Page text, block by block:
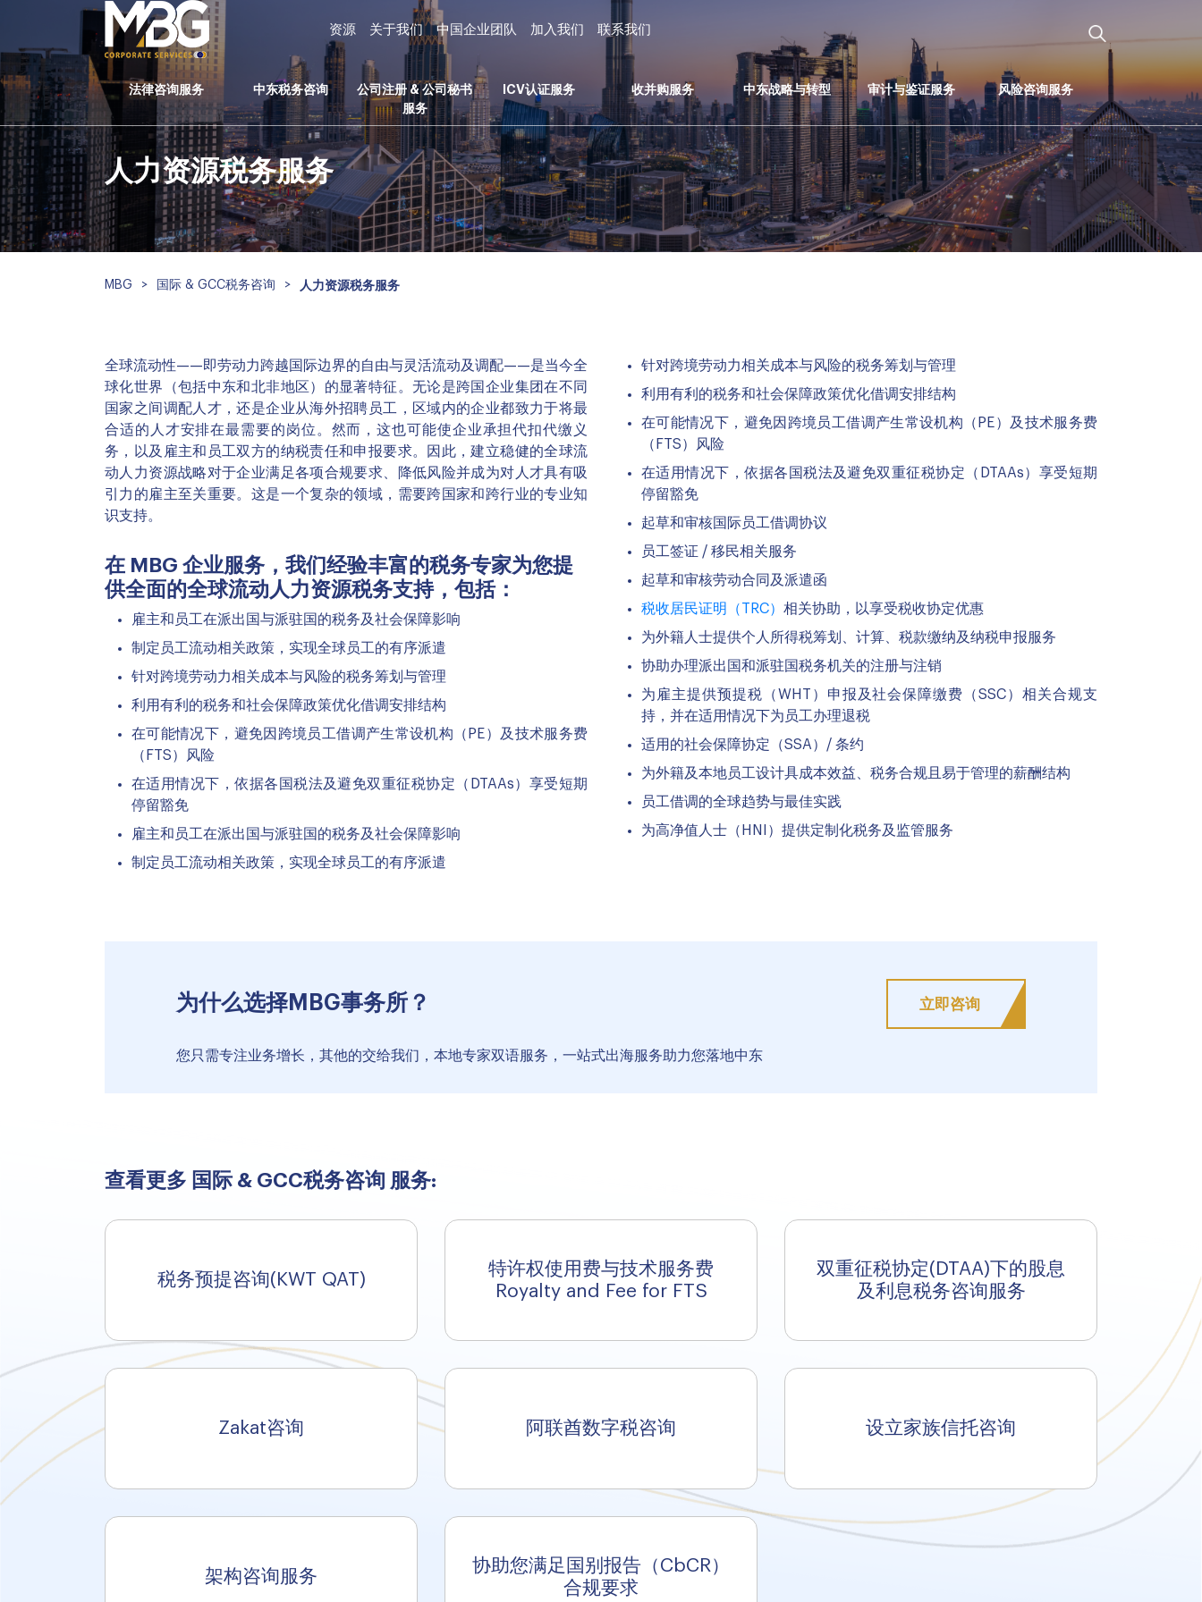
资源 关于我们 中国企业团队 加入我们 联系我们
法律咨询服务 中东税务咨询
公司注册 & 公司秘书
服务
ICV认证服务 收并购服务 中东战略与转型 审计与鉴证服务 风险咨询服务
人力资源税务服务
MBG > 国际 & GCC税务咨询 > 人力资源税务服务
全球流动性——即劳动力跨越国际边界的自由与灵活流动及调配——是当今全
球化世界（包括中东和北非地区）的显著特征。无论是跨国企业集团在不同
国家之间调配人才，还是企业从海外招聘员工，区域内的企业都致力于将最
合适的人才安排在最需要的岗位。然而，这也可能使企业承担代扣代缴义
务，以及雇主和员工双方的纳税责任和申报要求。因此，建立稳健的全球流
动人力资源战略对于企业满足各项合规要求、降低风险并成为对人才具有吸
引力的雇主至关重要。这是一个复杂的领域，需要跨国家和跨行业的专业知
识支持。
在 MBG 企业服务，我们经验丰富的税务专家为您提
供全面的全球流动人力资源税务支持，包括：
雇主和员工在派出国与派驻国的税务及社会保障影响
制定员工流动相关政策，实现全球员工的有序派遣
针对跨境劳动力相关成本与风险的税务筹划与管理
利用有利的税务和社会保障政策优化借调安排结构
在可能情况下，避免因跨境员工借调产生常设机构（PE）及技术服务费
（FTS）风险
在适用情况下，依据各国税法及避免双重征税协定（DTAAs）享受短期
停留豁免
雇主和员工在派出国与派驻国的税务及社会保障影响
制定员工流动相关政策，实现全球员工的有序派遣
针对跨境劳动力相关成本与风险的税务筹划与管理
利用有利的税务和社会保障政策优化借调安排结构
在可能情况下，避免因跨境员工借调产生常设机构（PE）及技术服务费
（FTS）风险
在适用情况下，依据各国税法及避免双重征税协定（DTAAs）享受短期
停留豁免
起草和审核国际员工借调协议
员工签证 / 移民相关服务
起草和审核劳动合同及派遣函
税收居民证明（TRC） 相关协助，以享受税收协定优惠
为外籍人士提供个人所得税筹划、计算、税款缴纳及纳税申报服务
协助办理派出国和派驻国税务机关的注册与注销
为雇主提供预提税（WHT）申报及社会保障缴费（SSC）相关合规支
持，并在适用情况下为员工办理退税
适用的社会保障协定（SSA）/ 条约
为外籍及本地员工设计具成本效益、税务合规且易于管理的薪酬结构
员工借调的全球趋势与最佳实践
为高净值人士（HNI）提供定制化税务及监管服务
为什么选择MBG事务所？
您只需专注业务增长，其他的交给我们，本地专家双语服务，一站式出海服务助力您落地中东
立即咨询
查看更多 国际 & GCC税务咨询 服务:
税务预提咨询(KWT QAT)
特许权使用费与技术服务费
Royalty and Fee for FTS
双重征税协定(DTAA)下的股息
及利息税务咨询服务
Zakat咨询 阿联酋数字税咨询 设立家族信托咨询
架构咨询服务
协助您满足国别报告（CbCR）
合规要求